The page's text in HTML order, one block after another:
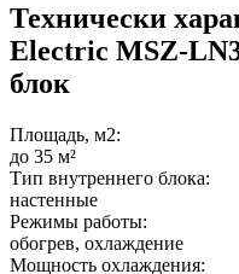
Технически
Electric MSZ-
блок
Площадь, м2:
до 35 м²
Тип внутреннего блока:
настенные
Режимы работы:
обогрев, охлаждение
Мощность охлаждения: